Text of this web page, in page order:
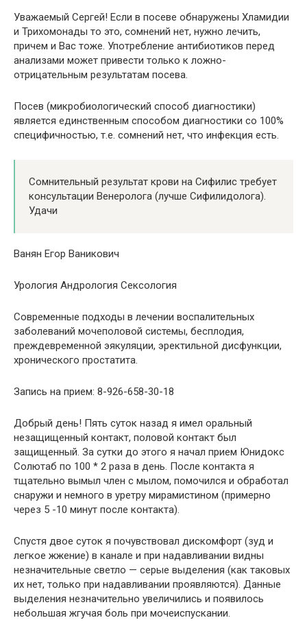
Уважаемый Сергей! Если в посеве обнаружены Хламидии
и Трихомонады то это, сомнений нет, нужно лечить,
причем и Вас тоже. Употребление антибиотиков перед
анализами может привести только к ложно-
отрицательным результатам посева.
Посев (микробиологический способ диагностики)
является единственным способом диагностики со 100%
специфичностью, т.е. сомнений нет, что инфекция есть.
Сомнительный результат крови на Сифилис требует
консультации Венеролога (лучше Сифилидолога).
Удачи
Ванян Егор Ваникович
Урология Андрология Сексология
Современные подходы в лечении воспалительных
заболеваний мочеполовой системы, бесплодия,
преждевременной эякуляции, эректильной дисфункции,
хронического простатита.
Запись на прием: 8-926-658-30-18
Добрый день! Пять суток назад я имел оральный
незащищенный контакт, половой контакт был
защищенный. За сутки до этого я начал прием Юнидокс
Солютаб по 100 * 2 раза в день. После контакта я
тщательно вымыл член с мылом, помочился и обработал
снаружи и немного в уретру мирамистином (примерно
через 5 -10 минут после контакта).
Спустя двое суток я почувствовал дискомфорт (зуд и
легкое жжение) в канале и при надавливании видны
незначительные светло — серые выделения (как таковых
их нет, только при надавливании проявляются). Данные
выделения незначительно увеличились и появилось
небольшая жгучая боль при мочеиспускании.